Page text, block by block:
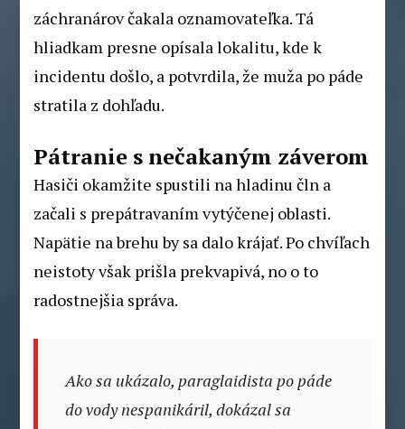
záchranárov čakala oznamovateľka. Tá
hliadkam presne opísala lokalitu, kde k
incidentu došlo, a potvrdila, že muža po páde
stratila z dohľadu.
Pátranie s nečakaným záverom
Hasiči okamžite spustili na hladinu čln a
začali s prepátravaním vytýčenej oblasti.
Napätie na brehu by sa dalo krájať. Po chvíľach
neistoty však prišla prekvapivá, no o to
radostnejšia správa.
Ako sa ukázalo, paraglaidista po páde
do vody nespanikáril, dokázal sa